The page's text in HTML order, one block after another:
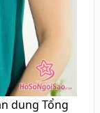
dung Tổng